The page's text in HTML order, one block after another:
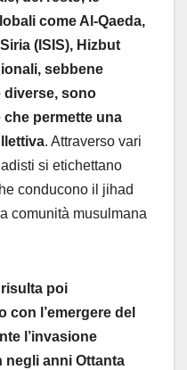
come Al-Qaeda,
(ISIS), Hizbut
sebbene
diverse, sono
permette una
. Attraverso vari
si etichettano
conducono il jihad
comunità musulmana
risulta poi
l’emergere del
l’invasione
negli anni Ottanta